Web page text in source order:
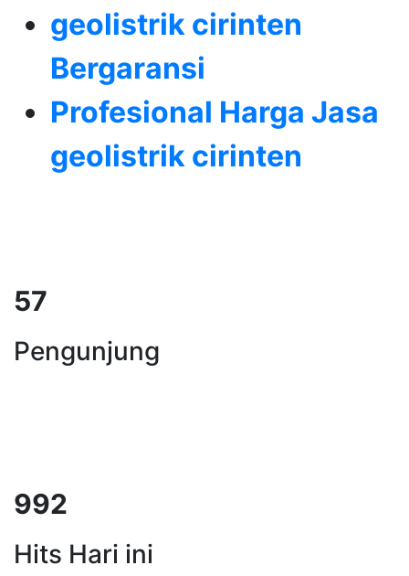
geolistrik cirinten
Bergaransi
Profesional Harga Jasa
geolistrik cirinten
71
Pengunjung
1240
Hits Hari ini